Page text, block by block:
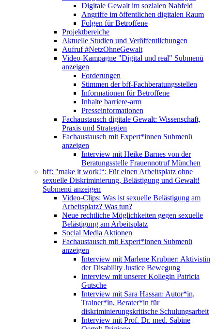
Digitale Gewalt im sozialen Nahfeld
Angriffe im öffentlichen digitalen Raum
Folgen für Betroffene
Projektbereiche
Aktuelle Studien und Veröffentlichungen
Aufruf #NetzOhneGewalt
Video-Kampagne "Digital und real" Submenü
anzeigen
Forderungen
Stimmen der bff-Fachberatungsstellen
Informationen für Betroffene
Inhalte barriere-arm
Presseinformationen
Fachaustausch digitale Gewalt: Wissenschaft,
Praxis und Strategien
Fachaustausch mit Expert*innen Submenü
anzeigen
Interview mit Heike Barnes von der
Beratungsstelle Frauennotruf München
bff: "make it work!“: Für einen Arbeitsplatz ohne
sexuelle Diskriminierung, Belästigung und Gewalt!
Submenü anzeigen
Video-Clips: Was ist sexuelle Belästigung am
Arbeitsplatz? Was tun?
Neue rechtliche Möglichkeiten gegen sexuelle
Belästigung am Arbeitsplatz
Social Media Aktionen
Fachaustausch mit Expert*innen Submenü
anzeigen
Interview mit Marlene Krubner: Aktivistin
der Disability Justice Bewegung
Interview mit unserer Kollegin Patricia
Gutsche
Interview mit Sara Hassan: Autor*in,
Trainer*in, Berater*in für
diskriminierungskritische Schulungsarbeit
Interview mit Prof. Dr. med. Sabine